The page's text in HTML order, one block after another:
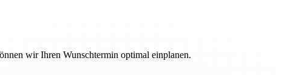
wir Ihren Wunschtermin optimal einplanen.